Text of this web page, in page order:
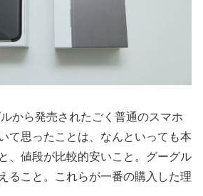
から発売されたごく普通のスマホ
て思ったことは、なんといっても本
、値段が比較的安いこと。グーグル
ること。これらが一番の購入した理